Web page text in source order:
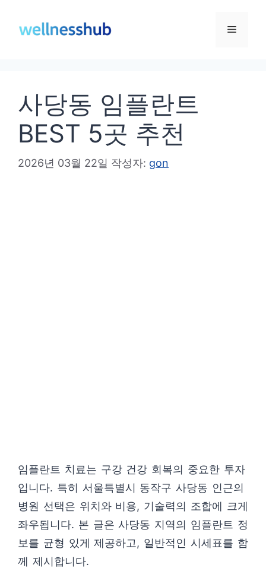
메
사당동 임플란트
BEST 5곳 추천
2026년 03월 22일 작성자: gon
임플란트 치료는 구강 건강 회복의 중요한 투자
입니다. 특히 서울특별시 동작구 사당동 인근의
병원 선택은 위치와 비용, 기술력의 조합에 크게
좌우됩니다. 본 글은 사당동 지역의 임플란트 정
보를 균형 있게 제공하고, 일반적인 시세표를 함
께 제시합니다.